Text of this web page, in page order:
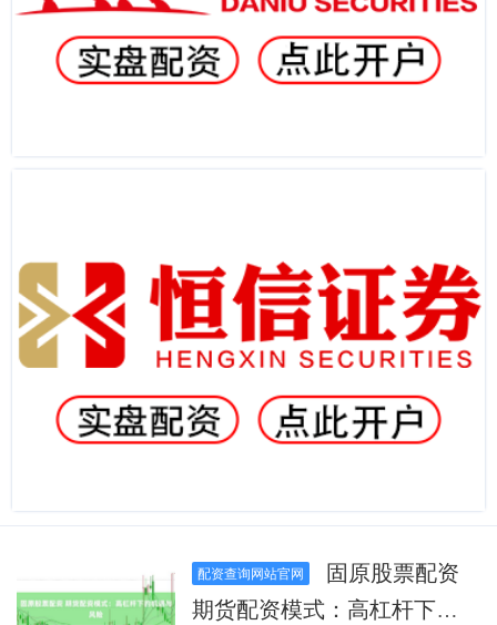
配资查询网站官网
期货配资模式：高杠杆下的